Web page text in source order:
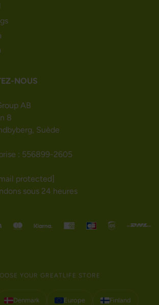
NOUS
AB
8
Suède
: 556899-2605
protected]
sous 24 heures
YOUR GREATLIFE STORE
Denmark Europe Finland